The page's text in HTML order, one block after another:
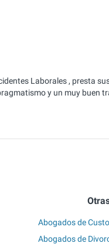
Laborales , presta
y un muy buen
Abogados de
Abogados de